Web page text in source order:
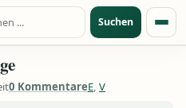
Suchen
0 KommentareE, V